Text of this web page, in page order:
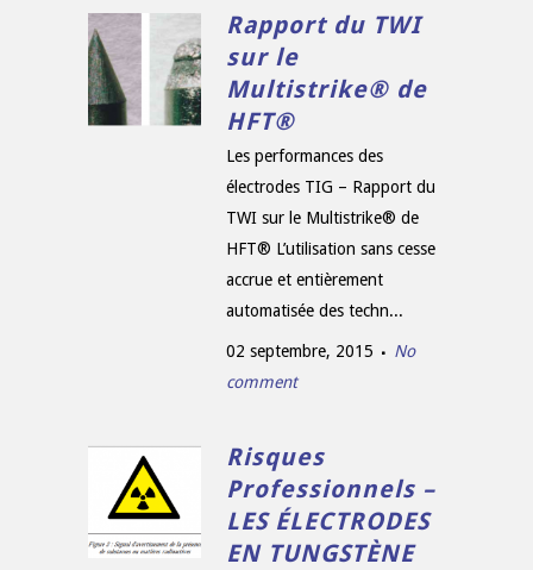
Rapport du TWI
sur le
Multistrike® de
HFT®
Les performances des
électrodes TIG – Rapport du
TWI sur le Multistrike® de
HFT® L’utilisation sans cesse
accrue et entièrement
automatisée des techn...
02 septembre, 2015
No
comment
Risques
Professionnels –
LES ÉLECTRODES
EN TUNGSTÈNE